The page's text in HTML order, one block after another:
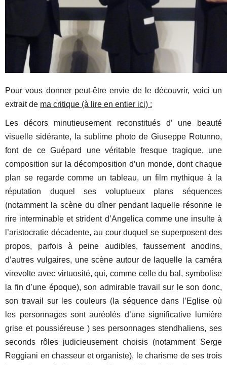
Pour vous donner peut-être envie de le découvrir, voici un
extrait de ma critique (à lire en entier ici) :
Les décors minutieusement reconstitués d’ une beauté
visuelle sidérante, la sublime photo de Giuseppe Rotunno,
font de ce Guépard une véritable fresque tragique, une
composition sur la décomposition d’un monde, dont chaque
plan se regarde comme un tableau, un film mythique à la
réputation duquel ses voluptueux plans séquences
(notamment la scène du dîner pendant laquelle résonne le
rire interminable et strident d’Angelica comme une insulte à
l’aristocratie décadente, au cour duquel se superposent des
propos, parfois à peine audibles, faussement anodins,
d’autres vulgaires, une scène autour de laquelle la caméra
virevolte avec virtuosité, qui, comme celle du bal, symbolise
la fin d’une époque), son admirable travail sur le son donc,
son travail sur les couleurs (la séquence dans l’Eglise où
les personnages sont auréolés d’une significative lumière
grise et poussiéreuse ) ses personnages stendhaliens, ses
seconds rôles judicieusement choisis (notamment Serge
Reggiani en chasseur et organiste), le charisme de ses trois